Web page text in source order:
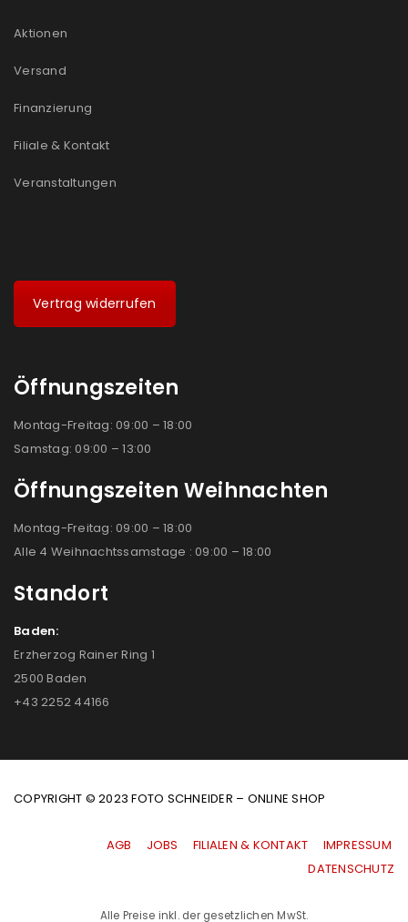
Aktionen
Versand
Finanzierung
Filiale & Kontakt
Veranstaltungen
Vertrag widerrufen
Öffnungszeiten
Montag-Freitag: 09:00 – 18:00
Samstag: 09:00 – 13:00
Öffnungszeiten Weihnachten
Montag-Freitag: 09:00 – 18:00
Alle 4 Weihnachtssamstage : 09:00 – 18:00
Standort
Baden:
Erzherzog Rainer Ring 1
2500 Baden
+43 2252 44166
COPYRIGHT © 2023 FOTO SCHNEIDER – ONLINE SHOP
AGB JOBS FILIALEN & KONTAKT
IMPRESSUM
|DATENSCHUTZ
Alle Preise inkl. der gesetzlichen MwSt.